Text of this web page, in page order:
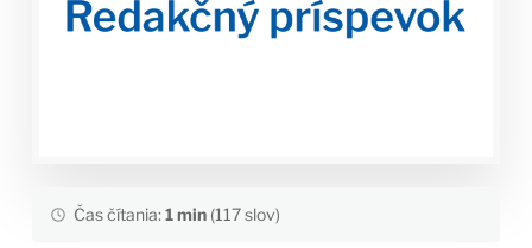
Čas čítania:1 min(117 slov)